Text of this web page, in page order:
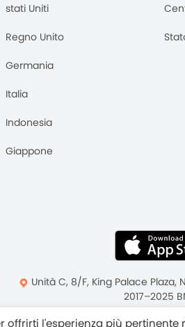
stati Uniti
Regno Unito
Germania
Italia
Indonesia
Giappone
Unità C, 8/F, King Palace Plaza,
2017–2025
Sulla Privacy
Termini e
offrirti l'esperienza più